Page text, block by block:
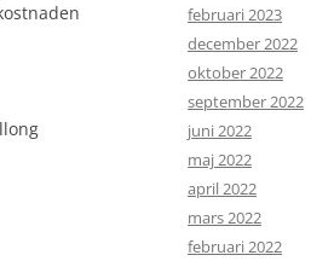
februari 2023
december 2022
oktober 2022
september 2022
juni 2022
maj 2022
april 2022
mars 2022
februari 2022